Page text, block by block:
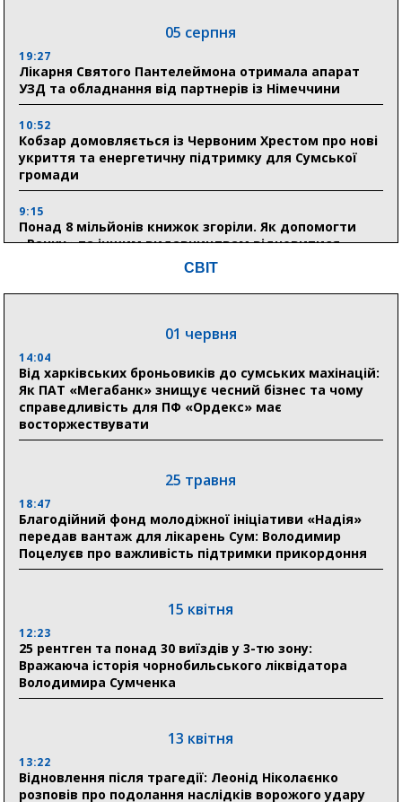
05 серпня
19:27
Лікарня Святого Пантелеймона отримала апарат
УЗД та обладнання від партнерів із Німеччини
10:52
Кобзар домовляється із Червоним Хрестом про нові
укриття та енергетичну підтримку для Сумської
громади
9:15
Понад 8 мільйонів книжок згоріли. Як допомогти
«Ранку» та іншим видавництвам відновитися
04 серпня
Пенсійний фонд Сумщини спрямував 0,2 млрд грн
на пенсії, страхові виплати та підтримку
прифронтових громад
прифронтової Сумщини: перша група оздоровилася
в Австрії
18:30
Ніколаєнко: у Сумах погодили 115 компенсацій на
відновлення житла майже на 6,6 млн грн
21:01
До 19 400 гривень на паливо: Пенсійний фонд
Сумщини пояснив, як отримати допомогу на зиму
«Укрексімбанк» припиняє виплату пенсій: у
людям
СВІТ
01 червня
14:04
Від харківських броньовиків до сумських махінацій:
Як ПАТ «Мегабанк» знищує чесний бізнес та чому
справедливість для ПФ «Ордекс» має
восторжествувати
25 травня
18:47
Благодійний фонд молодіжної ініціативи «Надія»
передав вантаж для лікарень Сум: Володимир
Поцелуєв про важливість підтримки прикордоння
15 квітня
12:23
25 рентген та понад 30 виїздів у 3-тю зону:
Вражаюча історія чорнобильського ліквідатора
Володимира Сумченка
13 квітня
13:22
Відновлення після трагедії: Леонід Ніколаєнко
розповів про подолання наслідків ворожого удару